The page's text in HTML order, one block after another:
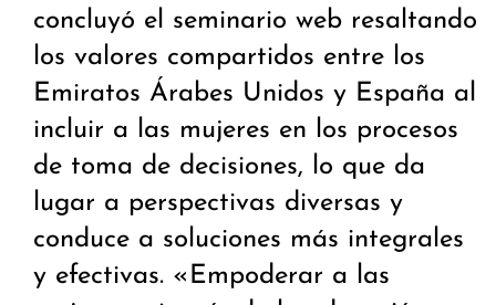
concluyó el seminario web resaltando
los valores compartidos entre los
Emiratos Árabes Unidos y España al
incluir a las mujeres en los procesos
de toma de decisiones, lo que da
lugar a perspectivas diversas y
conduce a soluciones más integrales
y efectivas. «Empoderar a las